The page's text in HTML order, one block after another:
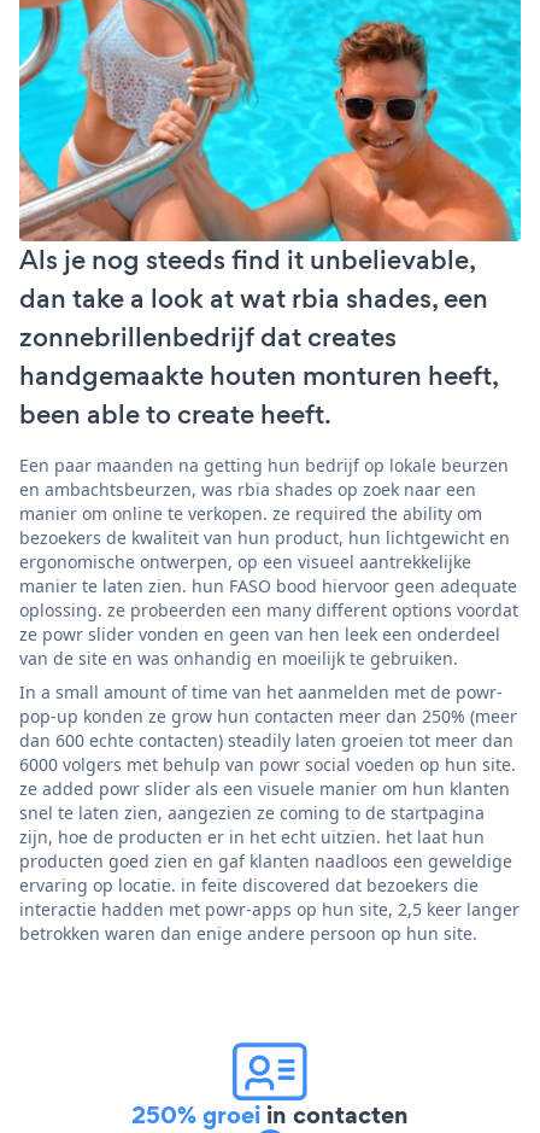
Als je nog steeds find it unbelievable,
dan take a look at wat rbia shades, een
zonnebrillenbedrijf dat creates
handgemaakte houten monturen heeft,
been able to create heeft.
Een paar maanden na getting hun bedrijf op lokale beurzen
en ambachtsbeurzen, was rbia shades op zoek naar een
manier om online te verkopen. ze required the ability om
bezoekers de kwaliteit van hun product, hun lichtgewicht en
ergonomische ontwerpen, op een visueel aantrekkelijke
manier te laten zien. hun FASO bood hiervoor geen adequate
oplossing. ze probeerden een many different options voordat
ze powr slider vonden en geen van hen leek een onderdeel
van de site en was onhandig en moeilijk te gebruiken.
In a small amount of time van het aanmelden met de powr-
pop-up konden ze grow hun contacten meer dan 250% (meer
dan 600 echte contacten) steadily laten groeien tot meer dan
6000 volgers met behulp van powr social voeden op hun site.
ze added powr slider als een visuele manier om hun klanten
snel te laten zien, aangezien ze coming to de startpagina
zijn, hoe de producten er in het echt uitzien. het laat hun
producten goed zien en gaf klanten naadloos een geweldige
ervaring op locatie. in feite discovered dat bezoekers die
interactie hadden met powr-apps op hun site, 2,5 keer langer
betrokken waren dan enige andere persoon op hun site.
250% groei in contacten